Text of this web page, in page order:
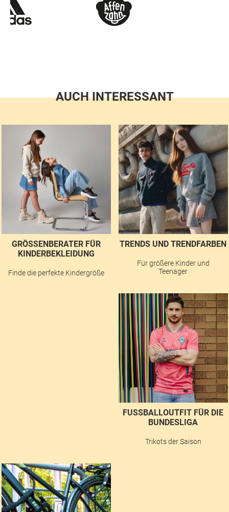
AUCH INTERESSANT
GRÖSSENBERATER FÜR K
INDERBEKLEIDUNG
Finde die perfekte Kindergröße
TRENDS UND TRENDFARBEN
Für größere Kinder und
Teenager
FUSSBALLOUTFIT FÜR DIE B
UNDESLIGA
Trikots der Saison